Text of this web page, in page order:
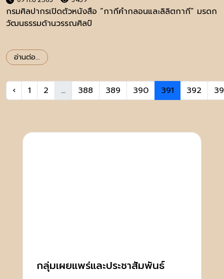
กรมศิลปากรเปิดตัวหนังสือ “กากีคำกลอนและลิลิตกากี” มรดก
วัฒนธรรมด้านวรรณศิลป์
อ่านต่อ...
‹ 1 2 ... 388 389 390 391 392
กลุ่มเผยแพร่และประชาสัมพันธ์